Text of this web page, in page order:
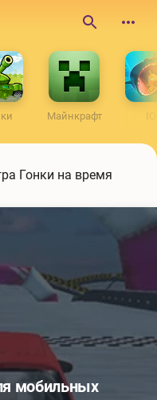
по
сайту
Майнкрафт IO
Гонки на время
мобильных